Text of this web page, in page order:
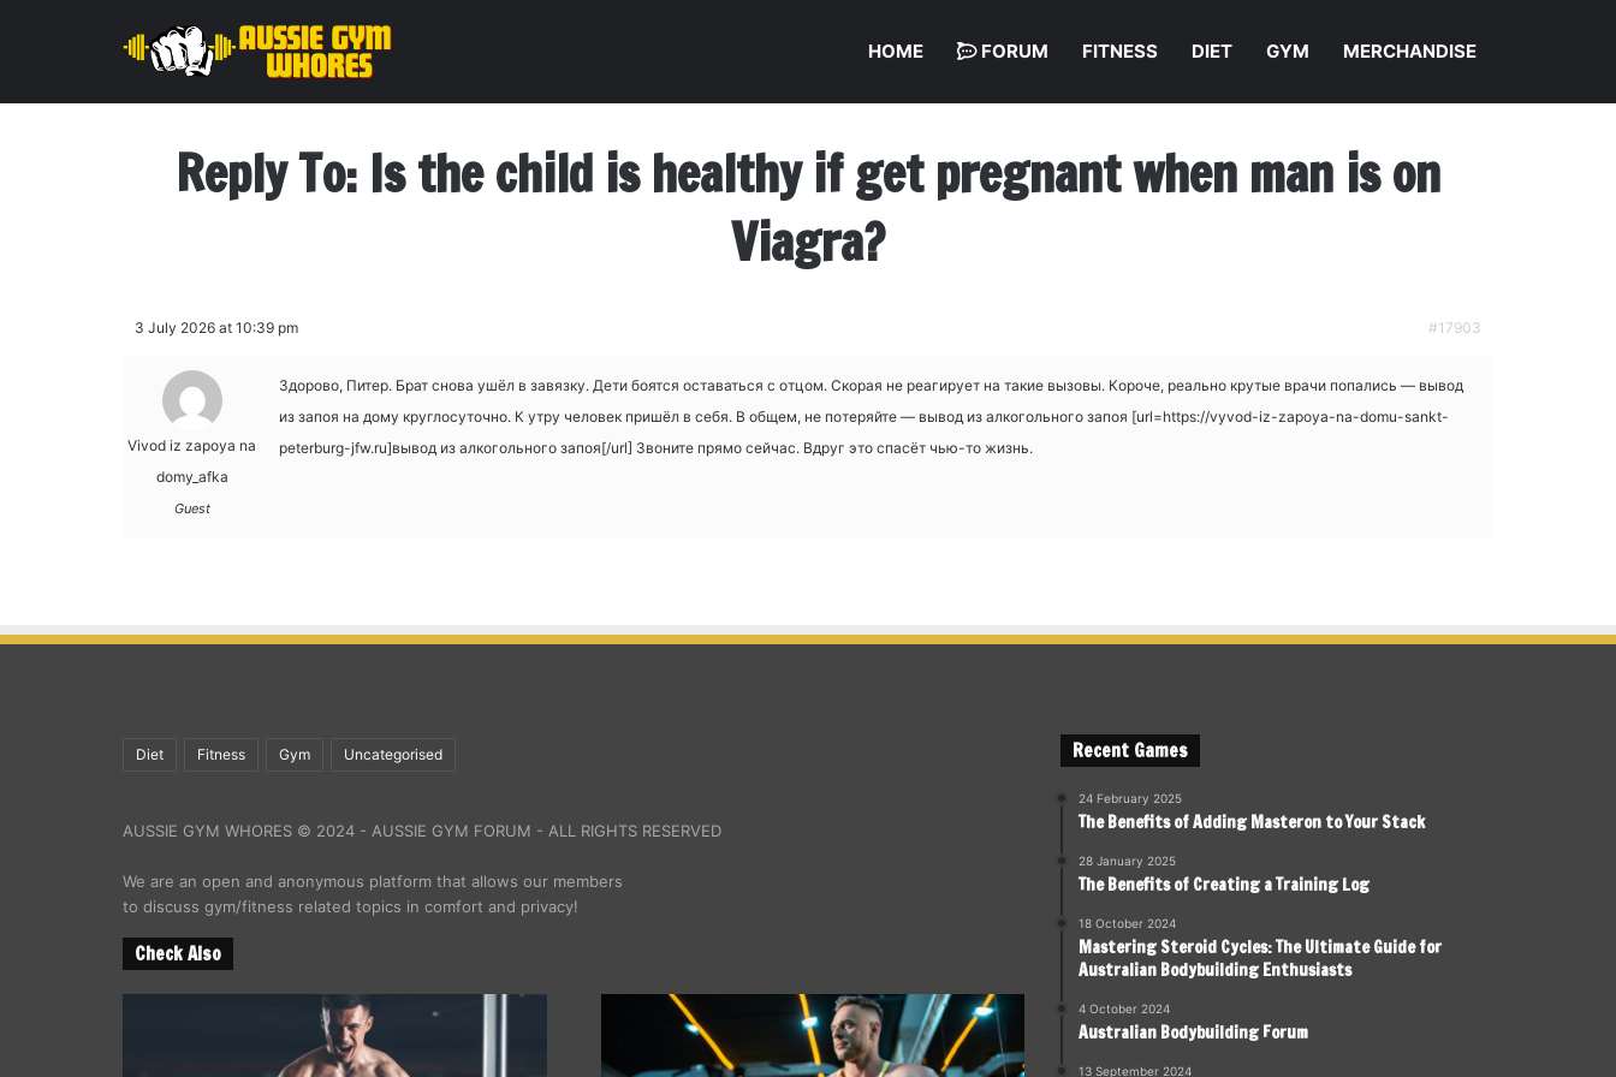
HOME FORUM FITNESS DIET GYM MERCHANDISE
Reply To: Is the child is healthy if get pregnant when man is on
Viagra?
3 July 2026 at 10:39 pm #17903
Vivod iz zapoya na
domy_afka
Guest
Здорово, Питер. Брат снова ушёл в завязку. Дети боятся оставаться с отцом. Скорая не реагирует на такие вызовы. Короче, реально крутые врачи попались — вывод
из запоя на дому круглосуточно. К утру человек пришёл в себя. В общем, не потеряйте — вывод из алкогольного запоя [url=https://vyvod-iz-zapoya-na-domu-sankt-
peterburg-jfw.ru]вывод из алкогольного запоя[/url] Звоните прямо сейчас. Вдруг это спасёт чью-то жизнь.
Diet Fitness Gym Uncategorised
AUSSIE GYM WHORES © 2024 - AUSSIE GYM FORUM - ALL RIGHTS RESERVED
We are an open and anonymous platform that allows our members
to discuss gym/fitness related topics in comfort and privacy!
Check Also
Recent Games
24 February 2025
The Benefits of Adding Masteron to Your Stack
28 January 2025
The Benefits of Creating a Training Log
18 October 2024
Mastering Steroid Cycles: The Ultimate Guide for
Australian Bodybuilding Enthusiasts
4 October 2024
Australian Bodybuilding Forum
13 September 2024